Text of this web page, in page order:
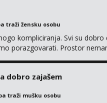
traži žensku osobu
kompliciranja. Svi su
porazgovarati. Prostor
dobro zajašem
traži mušku osobu